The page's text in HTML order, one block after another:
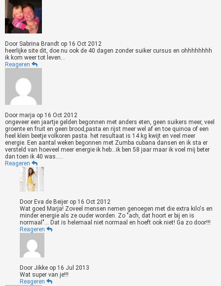
Door Sabrina Brandt op 16 Oct 2012
heerlijke site dit, doe nu ook de 40 dagen zonder suiker cursus en ohhhhhhhh
ik kom weer tot leven...
Reageren
Door marja op 16 Oct 2012
ongeveer een jaartje gelden begonnen met anders eten, geen suikers meer, veel
groente en fruit en geen brood,pasta en rijst meer wel af en toe quinoa of een
heel klein beetje volkoren pasta. het resultaat is 14 kg kwijt en veel meer
energie. Een aantal weken begonnen met Zumba cubana dansen en ik sta er
versteld van hoeveel meer energie ik heb...ik ben 58 jaar maar ik voel mij beter
dan toen ik 40 was.....
Reageren
Door Eva de Beijer op 16 Oct 2012
Wat goed Marja! Zoveel mensen nemen genoegen met die extra kilo's en
minder energie als ze ouder worden. Zo "ach, dat hoort er bij en is
normaal"... Dat is helemaal niet normaal en hoeft ook niet! Ga zo door!!!
Reageren
Door Jikke op 16 Jul 2013
Wat super van je!!!
Reageren